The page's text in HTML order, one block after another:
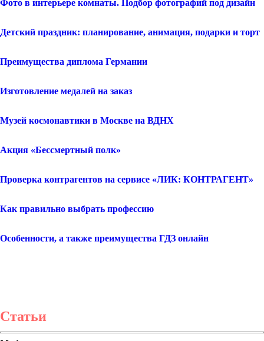
Фото в интерьере комнаты. Подбор фотографий под дизайн
Детский праздник: планирование, анимация, подарки и торт
Преимущества диплома Германии
Изготовление медалей на заказ
Музей космонавтики в Москве на ВДНХ
Акция «Бессмертный полк»
Проверка контрагентов на сервисе «ЛИК: КОНТРАГЕНТ»
Как правильно выбрать профессию
Особенности, а также преимущества ГДЗ онлайн
Статьи